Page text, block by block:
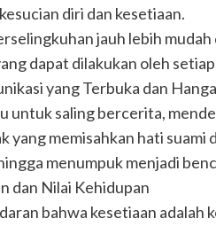
diri dan kesetiaan.
jauh lebih
dapat dilakukan oleh
yang Terbuka dan
untuk saling bercerita,
yang memisahkan hati suami
menumpuk menjadi
dan Nilai Kehidupan
bahwa kesetiaan